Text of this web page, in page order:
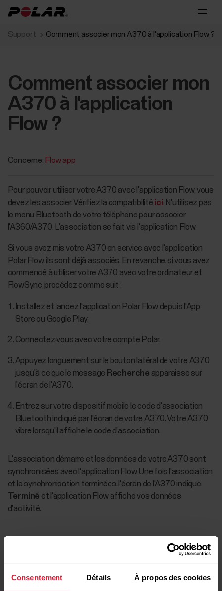
Consentement Détails À propos des cookies
Support Comment associer mon A370 à l'application Flow ?
Comment associer mon
A370 à l'application
Flow ?
Concerne: Flow app
Pour pouvoir utiliser votre A370 avec l'application Flow, vous
devez les associer. Vérifiez la compatibilité ici. N'utilisez pas
le menu Bluetooth de votre téléphone pour associer
l'A360/A370. L'association se fait via l'application Flow.
Si vous avez mis votre A370 en service avec l'application
Polar Flow, ils sont déjà associés. En revanche, si vous avez
commencé à utiliser votre A370 avec votre ordinateur et
FlowSync, procédez comme suit :
Installez et lancez l'application Polar Flow depuis l'App
Store ou Google Play.
Connectez-vous avec votre compte Polar.
Appuyez longuement sur le bouton latéral de votre A370
jusqu'à ce que le message Recherche apparaisse sur
l'écran de l'A370.
Entrez sur votre dispositif mobile le code d'association
Bluetooth indiqué par l'écran de votre A370. Votre A370
vibre lorsqu'il affiche le code d'association.
L'association démarre et les données de votre A370 sont
synchronisées avec l'application Flow. Une fois l'association
et la synchronisation terminées, l'écran de l'A370 indique
Terminé et l'application Flow affiche vos données
d'activité.